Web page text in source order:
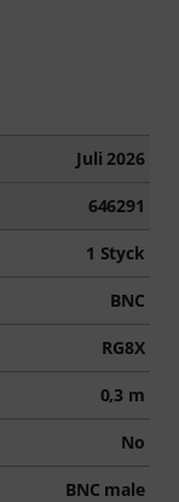
Juli 2026
646291
1 Styck
BNC
RG8X
0,3 m
No
BNC male